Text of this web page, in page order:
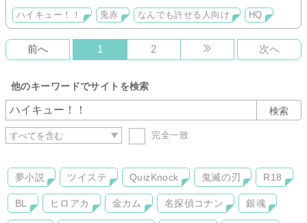
ハイキュー！！ 兎赤 なんでも許せる人向け HQ
前へ 1 2 次へ
他のキーワードでサイトを検索
検索
完全一致
夢小説 ツイステ QuizKnock 鬼滅の刃 R18
BL ヒロアカ 金カム 名探偵コナン 銀魂